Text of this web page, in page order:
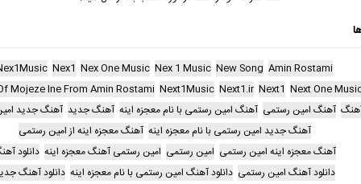
Amin Rostami
New Song
Nex 1 Music
Nex One Music
Nex1
Next One
Next1
Next1.ir
Next1Music
Mojeze Ine From Amin Rostami
آهنگ امین رستمی آهنگ امین رستمی با نام معجزه اینه آهنگ جدید آهنگ جدید
آهنگ جدید امین رستمی با نام معجزه اینه آهنگ معجزه اینه از امین رستمی
آهنگ معجزه اینه امین رستمی امین رستمی امین رستمی آهنگ معجزه اینه دانلود
دانلود آهنگ امین رستمی دانلود آهنگ امین رستمی با نام معجزه اینه دانلود آهنگ